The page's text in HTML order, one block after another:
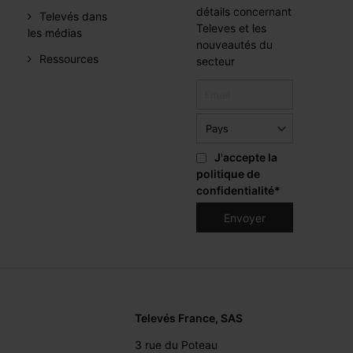
Televés dans
les médias
Ressources
détails concernant
Televes et les
nouveautés du
secteur
J'accepte la
politique de
confidentialité*
Televés France, SAS
3 rue du Poteau